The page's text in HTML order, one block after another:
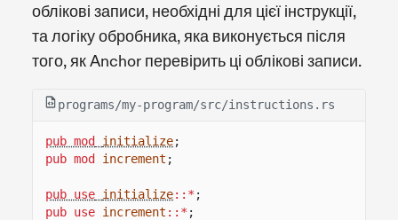
облікові записи, необхідні для цієї інструкції,
та логіку обробника, яка виконується після
того, як Anchor перевірить ці облікові записи.
programs/my-program/src/instructions.rs
pub mod initialize;
pub mod
increment ;
pub use initialize::* ;
pub use increment ::* ;